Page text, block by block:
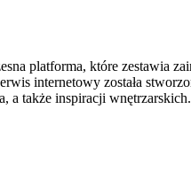
platforma, które zestawia
internetowy została
a także inspiracji